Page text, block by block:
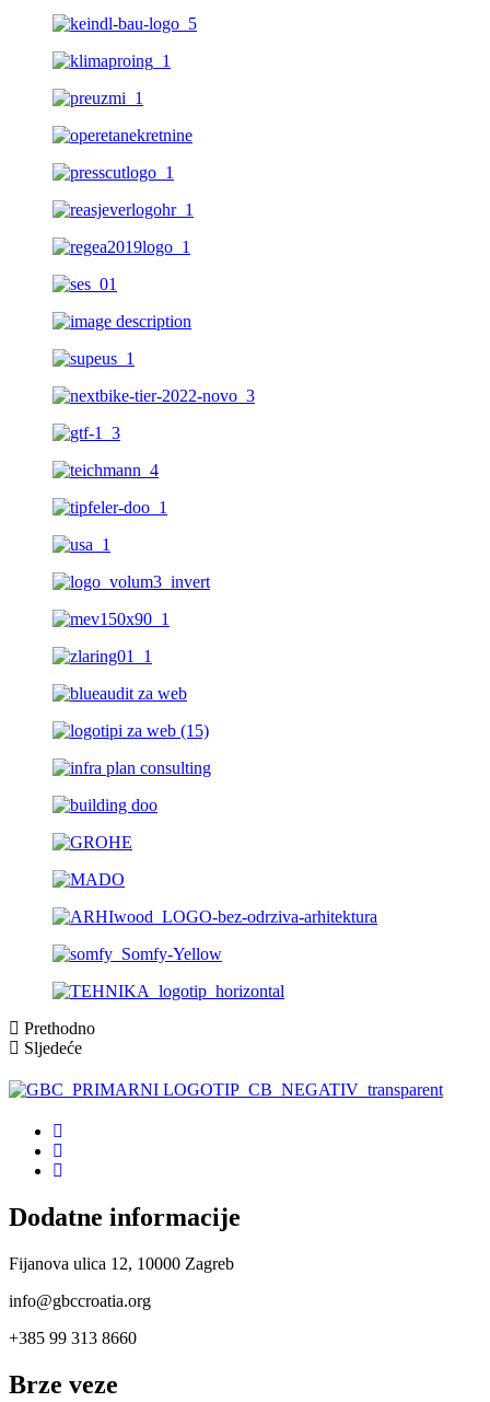
Prethodno
Sljedeće
Dodatne informacije
Fijanova ulica 12, 10000 Zagreb
info@gbccroatia.org
+385 99 313 8660
Brze veze